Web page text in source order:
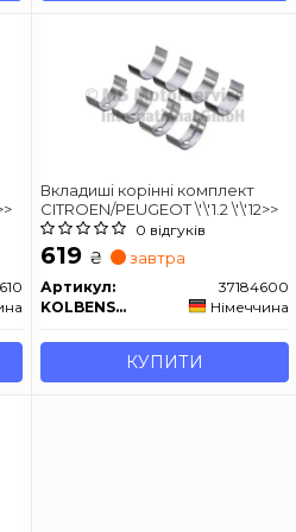
Вкладиші корінні комплект
CITROEN/PEUGEOT \'\'1.2 \'\'12>>
0 відгуків
619 ₴ завтра
Артикул:
37184600
KOLBENSCHMIDT
Німеччина
КУПИТИ